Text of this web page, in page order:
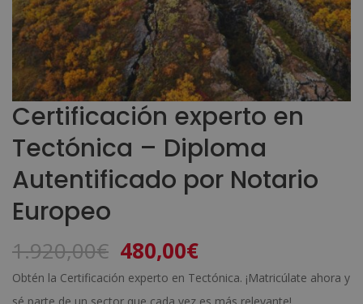
Certificación experto en
Tectónica – Diploma
Autentificado por Notario
Europeo
1.920,00€ El
precio
original
480,00€El
precio
actual
Obtén la Certificación experto en Tectónica. ¡Matricúlate ahora y